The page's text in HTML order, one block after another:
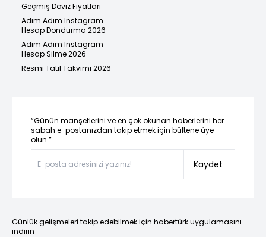
Geçmiş Döviz Fiyatları
Adım Adım Instagram
Hesap Dondurma 2026
Adım Adım Instagram
Hesap Silme 2026
Resmi Tatil Takvimi 2026
“Günün manşetlerini ve en çok okunan haberlerini her
sabah e-postanızdan takip etmek için bültene üye
olun.”
Kaydet
Günlük gelişmeleri takip edebilmek için habertürk uygulamasını
indirin